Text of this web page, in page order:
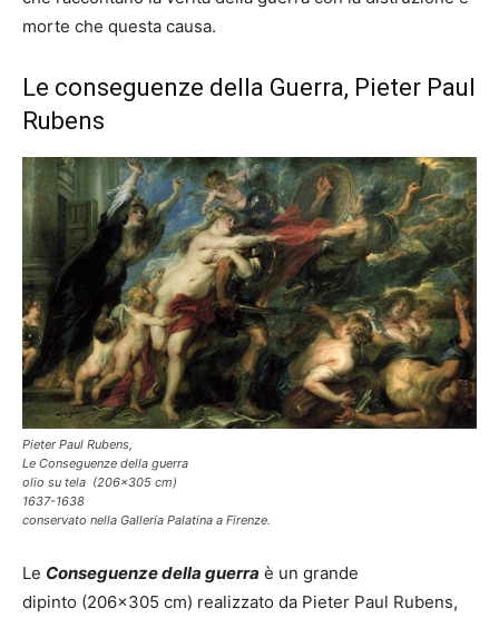
morte che questa causa.
Le conseguenze della Guerra, Pieter Paul
Rubens
Pieter Paul Rubens,
Le Conseguenze della guerra
olio su tela (206×305 cm)
1637-1638
conservato nella Galleria Palatina a Firenze.
Le Conseguenze della guerra è un grande
dipinto (206×305 cm) realizzato da Pieter Paul Rubens,